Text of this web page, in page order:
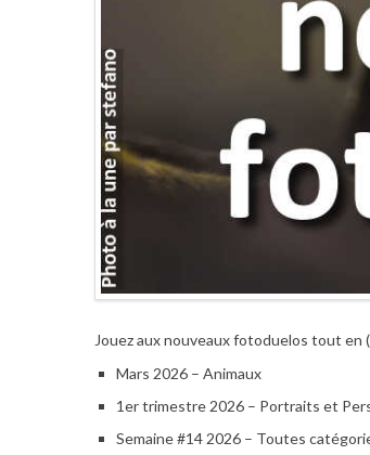
Jouez aux nouveaux fotoduelos tout en
Mars 2026 – Animaux
1er trimestre 2026 – Portraits et
Semaine #14 2026 – Toutes